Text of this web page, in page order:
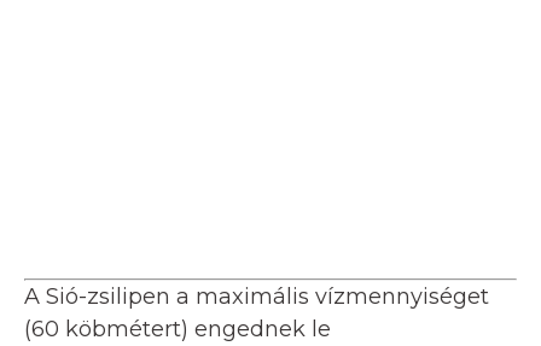
A Sió-zsilipen a maximális vízmennyiséget
(60 köbmétert) engednek le